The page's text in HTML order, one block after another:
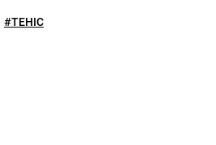
#ТЕНІС